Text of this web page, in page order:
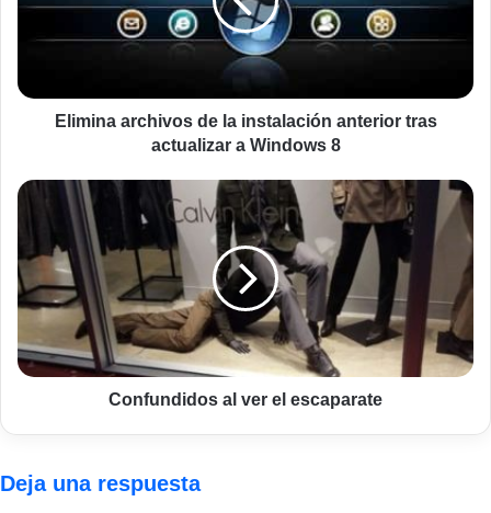
a
Windows
Elimina archivos de la instalación anterior tras
actualizar a Windows 8
Confundidos
el
escaparate
Confundidos al ver el escaparate
Deja una respuesta